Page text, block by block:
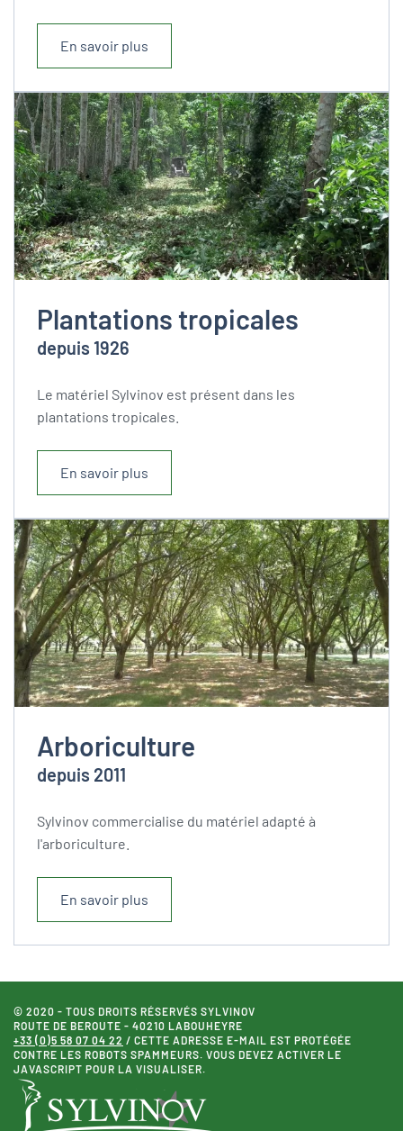
En savoir plus
Plantations tropicales
depuis 1926
Le matériel Sylvinov est présent dans les
plantations tropicales.
En savoir plus
Arboriculture
depuis 2011
Sylvinov commercialise du matériel adapté à
l'arboriculture.
En savoir plus
© 2020 - TOUS DROITS RÉSERVÉS SYLVINOV
ROUTE DE BEROUTE - 40210 LABOUHEYRE
+33 (0)5 58 07 04 22 / CETTE ADRESSE E-MAIL EST PROTÉGÉE
CONTRE LES ROBOTS SPAMMEURS. VOUS DEVEZ ACTIVER LE
JAVASCRIPT POUR LA VISUALISER.